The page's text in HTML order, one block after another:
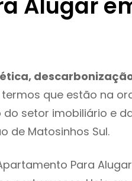
que estão na
setor imobiliário e
de Matosinhos Sul.
Para